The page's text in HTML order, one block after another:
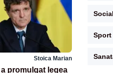
Stoica Marian
promulgat legea
Social
Sport